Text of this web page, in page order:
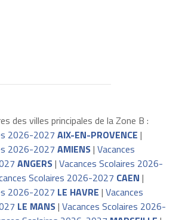
des villes principales de la Zone B :
2026-2027 AIX-EN-PROVENCE |
2026-2027 AMIENS| Vacances
ANGERS| Vacances Scolaires 2026-
Scolaires 2026-2027 CAEN |
2026-2027 LE HAVRE | Vacances
LE MANS| Vacances Scolaires 2026-